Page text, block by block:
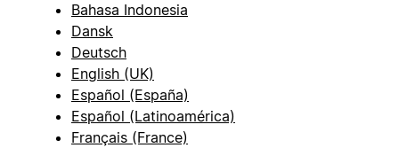
Bahasa Indonesia
Dansk
Deutsch
English (UK)
Español (España)
Español (Latinoamérica)
Français (France)